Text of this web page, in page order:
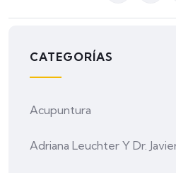
CATEGORÍAS
Acupuntura
Adriana Leuchter Y Dr.